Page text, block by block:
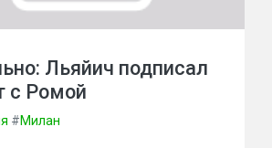
Льяйич подписал
с Ромой
#Милан